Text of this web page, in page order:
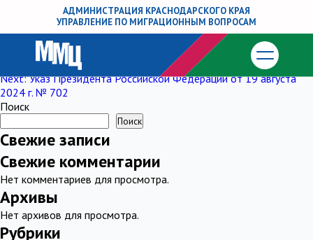
АДМИНИСТРАЦИЯ КРАСНОДАРСКОГО КРАЯ
УПРАВЛЕНИЕ ПО МИГРАЦИОННЫМ ВОПРОСАМ
Указ Президента Российской Федерации
от 27 апреля 2023 г. № 307
Навигация
по
записям
Previous: Указ Президента Российской Федерации от 20 марта
2025 года № 159
Next: Указ Президента Российской Федерации от 19 августа
2024 г. № 702
Поиск
Поиск
Свежие записи
Свежие комментарии
Нет комментариев для просмотра.
Архивы
Нет архивов для просмотра.
Рубрики